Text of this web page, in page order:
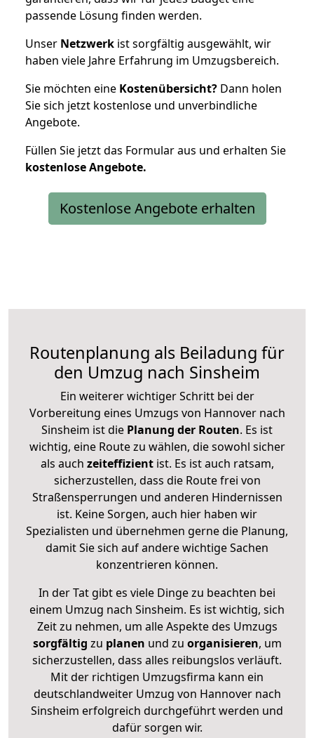
passende Lösung finden werden.
Unser Netzwerk ist sorgfältig ausgewählt, wir
haben viele Jahre Erfahrung im Umzugsbereich.
Sie möchten eine Kostenübersicht? Dann holen
Sie sich jetzt kostenlose und unverbindliche
Angebote.
Füllen Sie jetzt das Formular aus und erhalten Sie
kostenloseAngebote.
Kostenlose Angebote erhalten
Routenplanung als Beiladung für
den Umzug nach Sinsheim
Ein weiterer wichtiger Schritt bei der
Vorbereitung eines Umzugs von Hannover nach
Sinsheim ist die Planung der Routen. Es ist
wichtig, eine Route zu wählen, die sowohl sicher
als auch zeiteffizientist. Es ist auch ratsam,
sicherzustellen, dass die Route frei von
Straßensperrungen und anderen Hindernissen
ist. Keine Sorgen, auch hier haben wir
Spezialisten und übernehmen gerne die Planung,
damit Sie sich auf andere wichtige Sachen
konzentrieren können.
In der Tat gibt es viele Dinge zu beachten bei
einem Umzug nach Sinsheim. Es ist wichtig, sich
Zeit zu nehmen, um alle Aspekte des Umzugs
sorgfältig zu planen und zu organisieren, um
sicherzustellen, dass alles reibungslos verläuft.
Mit der richtigen Umzugsfirma kann ein
deutschlandweiter Umzug von Hannover nach
Sinsheim erfolgreich durchgeführt werden und
dafür sorgen wir.